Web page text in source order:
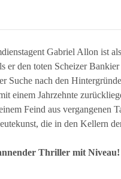
Gabriel Allon ist
er den toten Scheizer
Suche nach den
einem Jahrzehnte
Feind aus vergangenen
die in den Kellern
Thriller mit Niveau!